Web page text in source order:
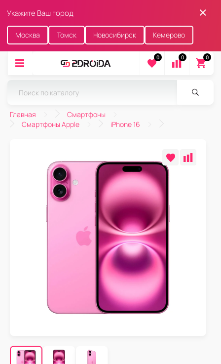
Укажите Ваш город
Москва Томск Новосибирск Кемерово
0 0 0
Главная
Смартфоны
Смартфоны Apple
iPhone 16